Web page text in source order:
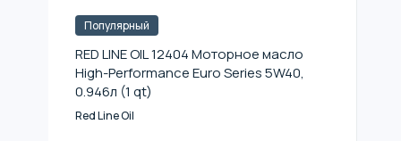
Популярный
RED LINE OIL 12404 Моторное масло
High-Performance Euro Series 5W40,
0.946л (1 qt)
Red Line Oil